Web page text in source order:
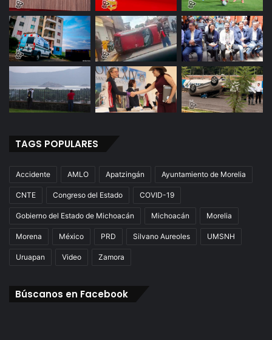
TAGS POPULARES
Accidente AMLO Apatzingán Ayuntamiento de Morelia
CNTE Congreso del Estado COVID-19
Gobierno del Estado de Michoacán Michoacán Morelia
Morena México PRD Silvano Aureoles UMSNH
Uruapan Video Zamora
Búscanos en Facebook